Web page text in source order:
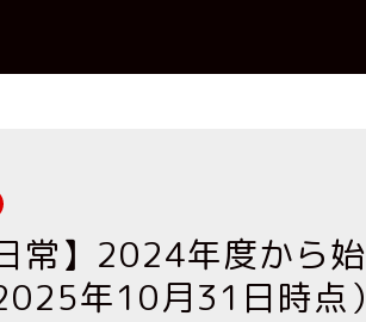
常】2024年度から
2025年10月31日時点